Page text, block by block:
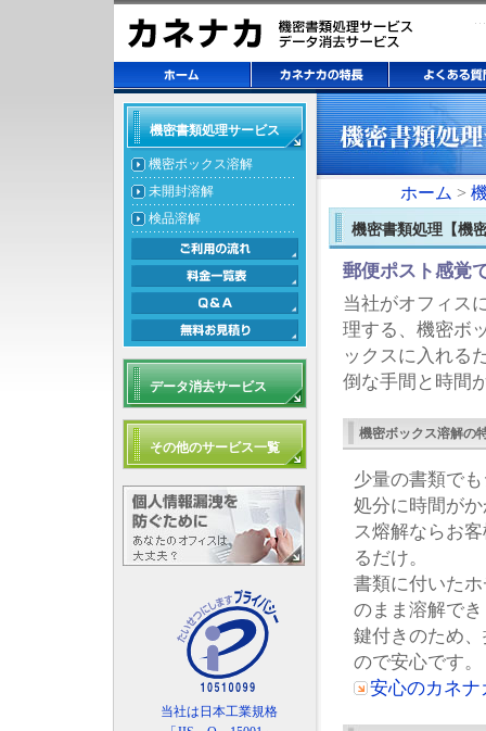
ホーム >
機密書類処理【機
郵便ポスト感覚
当社がオフィス
理する、機密ボ
ックスに入れる
倒な手間と時間
機密ボックス溶解の
少量の書類で
処分に時間が
ス熔解ならお
るだけ。
書類に付いた
のまま溶解で
鍵付きのため
ので安心です。
安心のカネ
機密書類処理サービス
機密ボックス溶解
未開封溶解
検品溶解
データ消去サービス
その他のサービス一覧
当社は日本工業規格